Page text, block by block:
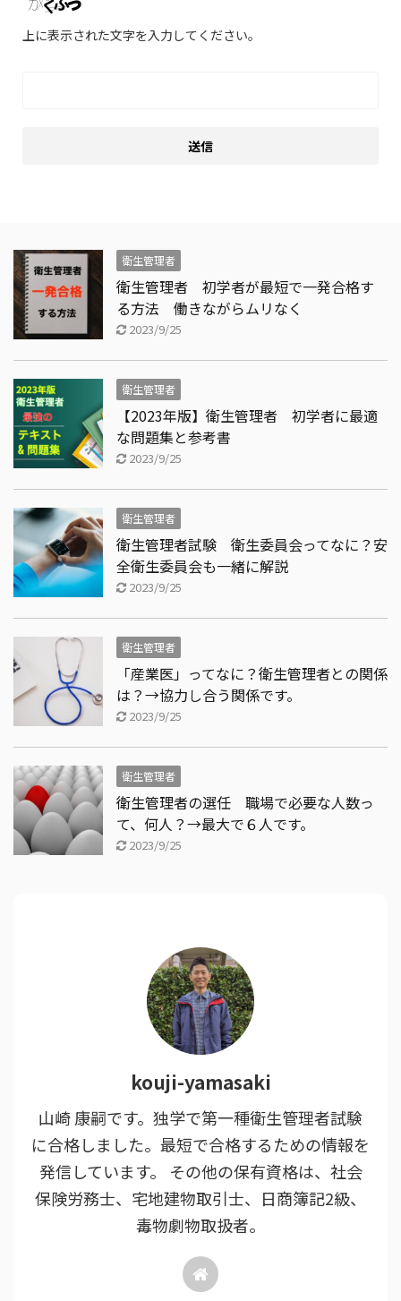
上に表示された文字を入力してください。
衛生管理者
衛生管理者 初学者が最短で一発合格す
る方法 働きながらムリなく
2023/9/25
衛生管理者
【2023年版】衛生管理者 初学者に最適
な問題集と参考書
2023/9/25
衛生管理者
衛生管理者試験 衛生委員会ってなに？安
全衛生委員会も一緒に解説
2023/9/25
衛生管理者
「産業医」ってなに？衛生管理者との関係
は？→協力し合う関係です。
2023/9/25
衛生管理者
衛生管理者の選任 職場で必要な人数っ
て、何人？→最大で６人です。
2023/9/25
kouji-yamasaki
山崎 康嗣です。独学で第一種衛生管理者試験
に合格しました。最短で合格するための情報を
発信しています。 その他の保有資格は、社会
保険労務士、宅地建物取引士、日商簿記2級、
毒物劇物取扱者。